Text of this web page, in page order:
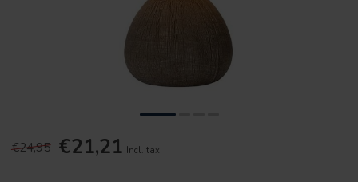
€24,95 €21,21 Incl. tax